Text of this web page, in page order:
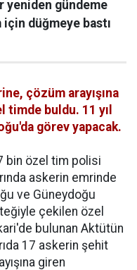
yeniden gündeme
düğmeye bastı
çözüm arayışına
buldu. 11 yıl
görev yapacak.
bin özel tim polisi
askerin emrinde
ve Güneydoğu
çekilen özel
bulunan Aktütün
17 askerin şehit
giren